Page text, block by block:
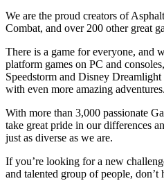
We are the proud creators of
Combat, and over 200 other great
There is a game for everyone, and
platform games on PC and
Speedstorm and Disney
with even more amazing adventures.
With more than 3,000 passionate
take great pride in our differences
just as diverse as we are.
If you’re looking for a new
and talented group of people, don’t